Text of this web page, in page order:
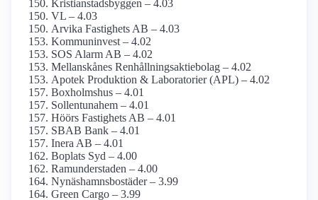
Kristianstadsbyggen – 4.03
VL – 4.03
Arvika Fastighets AB – 4.03
Kommuninvest – 4.02
SOS Alarm AB – 4.02
Mellan­skånes Renhållnings­aktiebolag – 4.02
Apotek Produktion & Laboratorier (APL) – 4.02
Boxholmshus – 4.01
Sollentunahem – 4.01
Höörs Fastighets AB – 4.01
SBAB Bank – 4.01
Inera AB – 4.01
Boplats Syd – 4.00
Ramunderstaden – 4.00
Nynäshamnsbostäder – 3.99
Green Cargo – 3.99